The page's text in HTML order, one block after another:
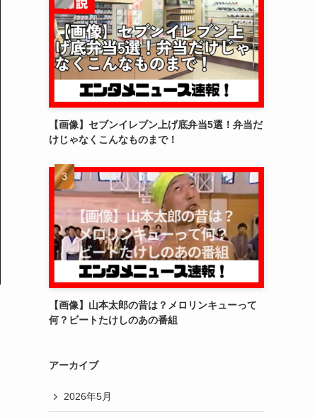
【画像】セブンイレブン上げ底弁当5選！弁当だ
けじゃなくこんなものまで！
【画像】山本太郎の昔は？メロリンキューって
何？ビートたけしのあの番組
アーカイブ
2026年5月